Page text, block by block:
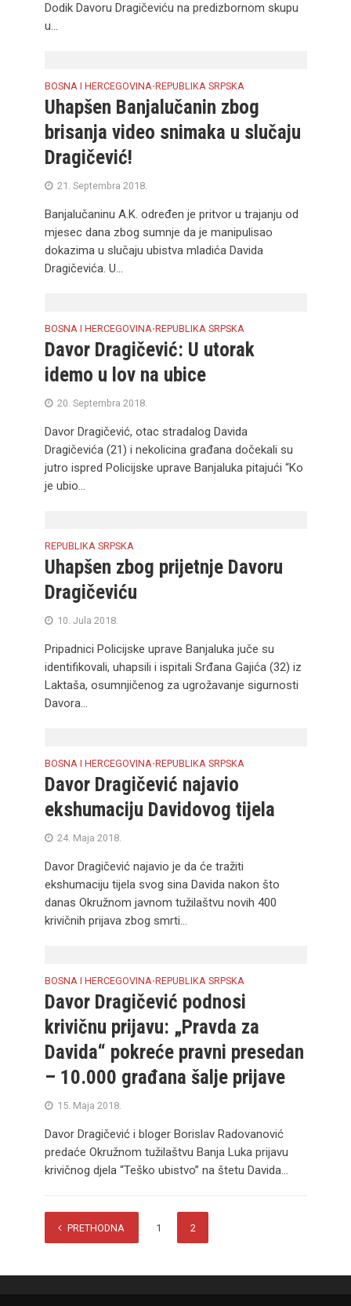
Dodik Davoru Dragičeviću na predizbornom skupu
u...
BOSNA I HERCEGOVINA•REPUBLIKA SRPSKA
Uhapšen Banjalučanin zbog
brisanja video snimaka u slučaju
Dragičević!
21. Septembra 2018.
Banjalučaninu A.K. određen je pritvor u trajanju od
mjesec dana zbog sumnje da je manipulisao
dokazima u slučaju ubistva mladića Davida
Dragičevića. U...
BOSNA I HERCEGOVINA•REPUBLIKA SRPSKA
Davor Dragičević: U utorak
idemo u lov na ubice
20. Septembra 2018.
Davor Dragičević, otac stradalog Davida
Dragičevića (21) i nekolicina građana dočekali su
jutro ispred Policijske uprave Banjaluka pitajući “Ko
je ubio...
REPUBLIKA SRPSKA
Uhapšen zbog prijetnje Davoru
Dragičeviću
10. Jula 2018.
Pripadnici Policijske uprave Banjaluka juče su
identifikovali, uhapsili i ispitali Srđana Gajića (32) iz
Laktaša, osumnjičenog za ugrožavanje sigurnosti
Davora...
BOSNA I HERCEGOVINA•REPUBLIKA SRPSKA
Davor Dragičević najavio
ekshumaciju Davidovog tijela
24. Maja 2018.
Davor Dragičević najavio je da će tražiti
ekshumaciju tijela svog sina Davida nakon što
danas Okružnom javnom tužilaštvu novih 400
krivičnih prijava zbog smrti...
BOSNA I HERCEGOVINA•REPUBLIKA SRPSKA
Davor Dragičević podnosi
krivičnu prijavu: „Pravda za
Davida“ pokreće pravni presedan
– 10.000 građana šalje prijave
15. Maja 2018.
Davor Dragičević i bloger Borislav Radovanović
predaće Okružnom tužilaštvu Banja Luka prijavu
krivičnog djela “Teško ubistvo” na štetu Davida...
PRETHODNA 1 2